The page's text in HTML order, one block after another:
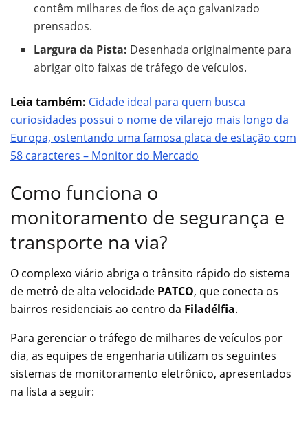
contêm milhares de fios de aço galvanizado
prensados.
Largura da Pista: Desenhada originalmente para
abrigar oito faixas de tráfego de veículos.
Leia também: Cidade ideal para quem busca
curiosidades possui o nome de vilarejo mais longo da
Europa, ostentando uma famosa placa de estação com
58 caracteres – Monitor do Mercado
Como funciona o
monitoramento de segurança e
transporte na via?
O complexo viário abriga o trânsito rápido do sistema
de metrô de alta velocidade PATCO, que conecta os
bairros residenciais ao centro da Filadélfia.
Para gerenciar o tráfego de milhares de veículos por
dia, as equipes de engenharia utilizam os seguintes
sistemas de monitoramento eletrônico, apresentados
na lista a seguir: